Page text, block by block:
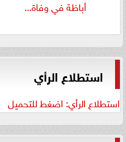
أباظة في وفاة...
استطلاع الرأي
استطلاع الرأي: اضغط للتحميل